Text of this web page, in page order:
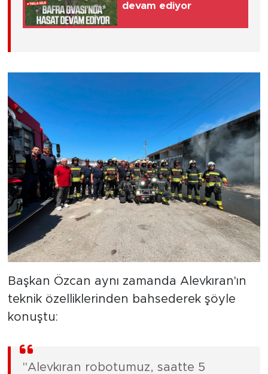
devam ediyor
Başkan Özcan aynı zamanda Alevkıran'ın
teknik özelliklerinden bahsederek şöyle
konuştu:
"Alevkıran robotumuz, saatte 5